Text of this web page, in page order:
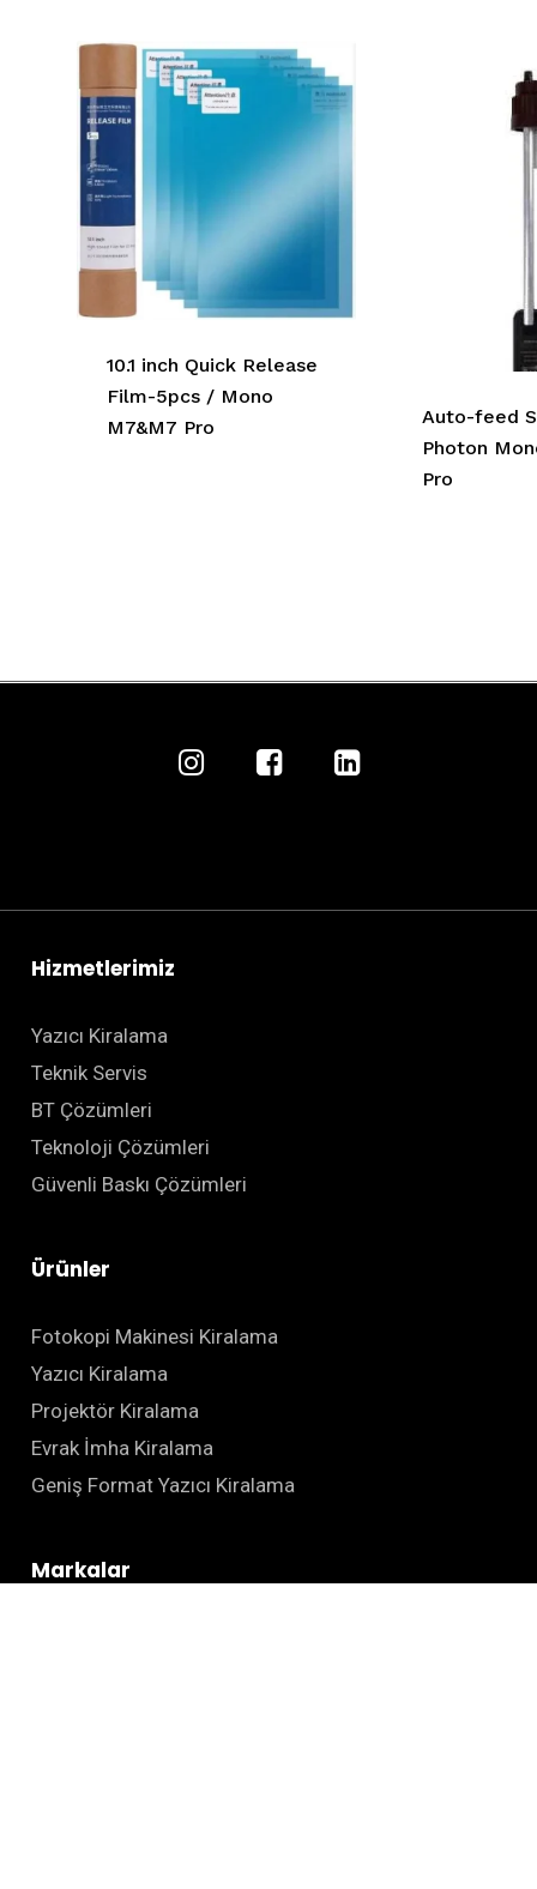
10.1 inch Quick Release
Film-5pcs / Mono
M7&M7 Pro
Auto-feed
Photon
Pro
Hizmetlerimiz
Yazıcı Kiralama
Teknik Servis
BT Çözümleri
Teknoloji Çözümleri
Güvenli Baskı Çözümleri
Ürünler
Fotokopi Makinesi Kiralama
Yazıcı Kiralama
Projektör Kiralama
Evrak İmha Kiralama
Geniş Format Yazıcı Kiralama
Markalar